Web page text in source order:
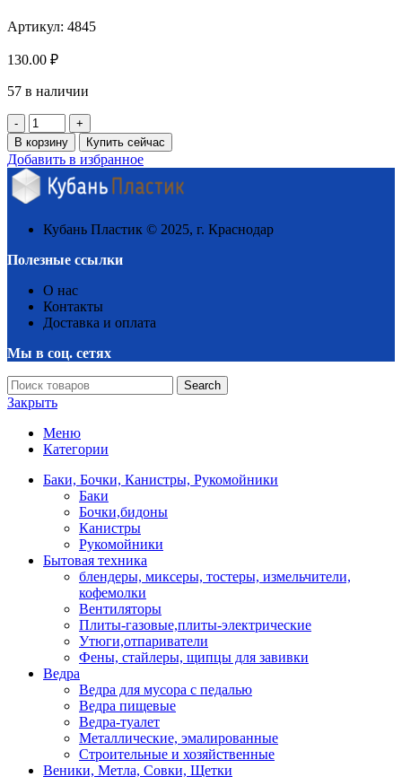
Артикул: 4845
130.00 ₽
57 в наличии
Количество
товара
Банка
"Универсальная"
ПЭТ.5л.
АВ.
В корзину Купить сейчас
Добавить в избранное
Кубань Пластик © 2025, г. Краснодар
Полезные ссылки
О нас
Контакты
Доставка и оплата
Мы в соц. сетях
Search
Закрыть
Меню
Категории
Баки, Бочки, Канистры, Рукомойники
Баки
Бочки,бидоны
Канистры
Рукомойники
Бытовая техника
блендеры, миксеры, тостеры, измельчители,
кофемолки
Вентиляторы
Плиты-газовые,плиты-электрические
Утюги,отпариватели
Фены, стайлеры, щипцы для завивки
Ведра
Ведра для мусора с педалью
Ведра пищевые
Ведра-туалет
Металлические, эмалированные
Строительные и хозяйственные
Веники, Метла, Совки, Щетки